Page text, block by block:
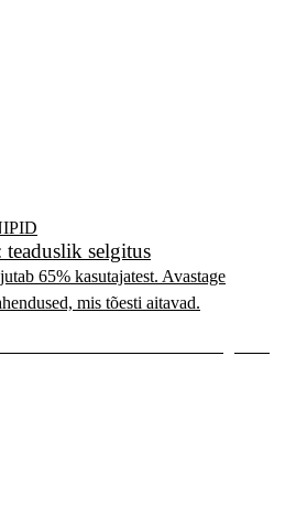
teaduslik selgitus
65% kasutajatest. Avastage
mis tõesti aitavad.